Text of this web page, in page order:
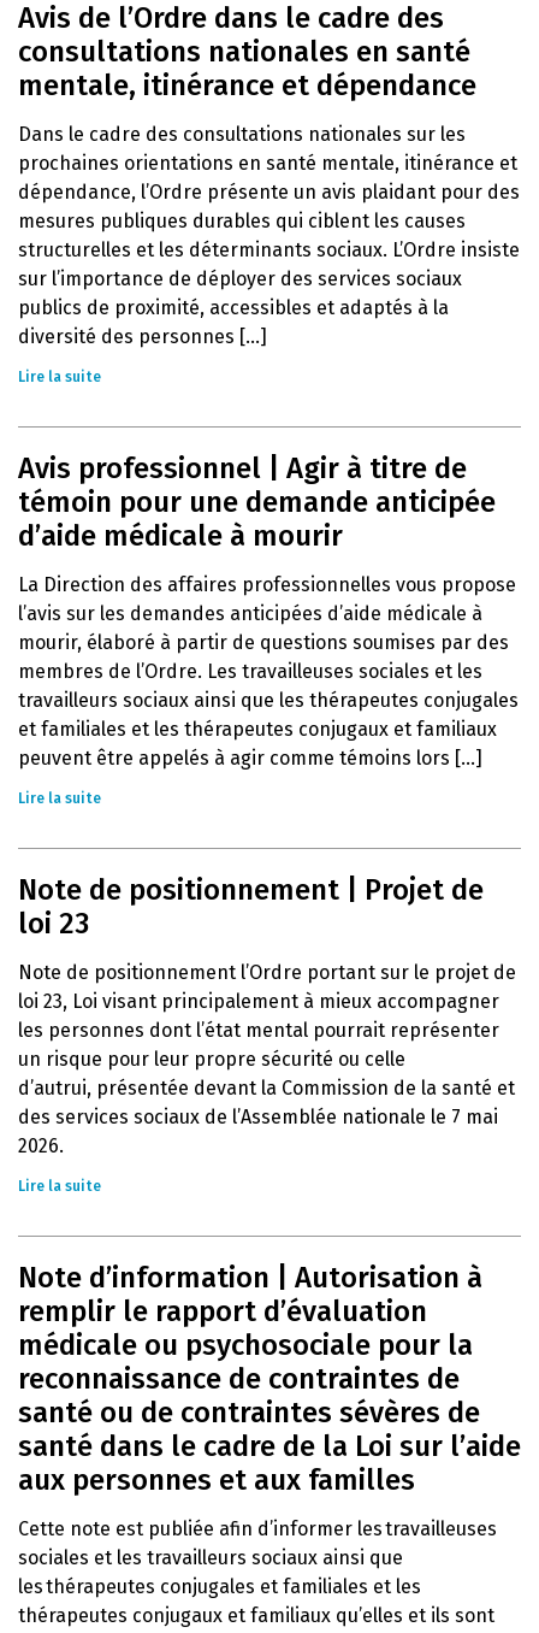
Avis de l’Ordre dans le cadre des
consultations nationales en santé
mentale, itinérance et dépendance
Dans le cadre des consultations nationales sur les
prochaines orientations en santé mentale, itinérance et
dépendance, l’Ordre présente un avis plaidant pour des
mesures publiques durables qui ciblent les causes
structurelles et les déterminants sociaux. L’Ordre insiste
sur l’importance de déployer des services sociaux
publics de proximité, accessibles et adaptés à la
diversité des personnes [...]
Lire la suite
Avis professionnel | Agir à titre de
témoin pour une demande anticipée
d’aide médicale à mourir
La Direction des affaires professionnelles vous propose
l’avis sur les demandes anticipées d’aide médicale à
mourir, élaboré à partir de questions soumises par des
membres de l’Ordre. Les travailleuses sociales et les
travailleurs sociaux ainsi que les thérapeutes conjugales
et familiales et les thérapeutes conjugaux et familiaux
peuvent être appelés à agir comme témoins lors [...]
Lire la suite
Note de positionnement | Projet de
loi 23
Note de positionnement l’Ordre portant sur le projet de
loi 23, Loi visant principalement à mieux accompagner
les personnes dont l’état mental pourrait représenter
un risque pour leur propre sécurité ou celle
d’autrui, présentée devant la Commission de la santé et
des services sociaux de l’Assemblée nationale le 7 mai
2026.
Lire la suite
Note d’information | Autorisation à
remplir le rapport d’évaluation
médicale ou psychosociale pour la
reconnaissance de contraintes de
santé ou de contraintes sévères de
santé dans le cadre de la Loi sur l’aide
aux personnes et aux familles
Cette note est publiée afin d’informer les travailleuses
sociales et les travailleurs sociaux ainsi que
les thérapeutes conjugales et familiales et les
thérapeutes conjugaux et familiaux qu’elles et ils sont